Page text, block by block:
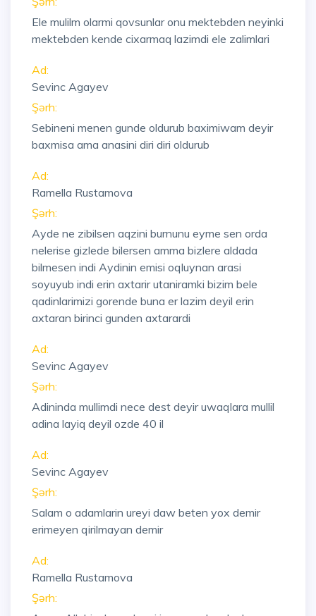
Ele mulilm olarmi qovsunlar onu mektebden neyinki
mektebden kende cixarmaq lazimdi ele zalimlari
Ad:
Sevinc Agayev
Şərh:
Sebineni menen gunde oldurub baximiwam deyir
baxmisa ama anasini diri diri oldurub
Ad:
Ramella Rustamova
Şərh:
Ayde ne zibilsen aqzini burnunu eyme sen orda
nelerise gizlede bilersen amma bizlere aldada
bilmesen indi Aydinin emisi oqluynan arasi
soyuyub indi erin axtarir utaniramki bizim bele
qadinlarimizi gorende buna er lazim deyil erin
axtaran birinci gunden axtarardi
Ad:
Sevinc Agayev
Şərh:
Adininda mullimdi nece dest deyir uwaqlara mullil
adina layiq deyil ozde 40 il
Ad:
Sevinc Agayev
Şərh:
Salam o adamlarin ureyi daw beten yox demir
erimeyen qirilmayan demir
Ad:
Ramella Rustamova
Şərh: